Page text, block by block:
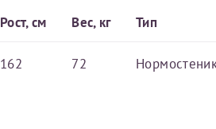
Рост, см
162
Вес, кг
72
Тип
Сдать
Выберите